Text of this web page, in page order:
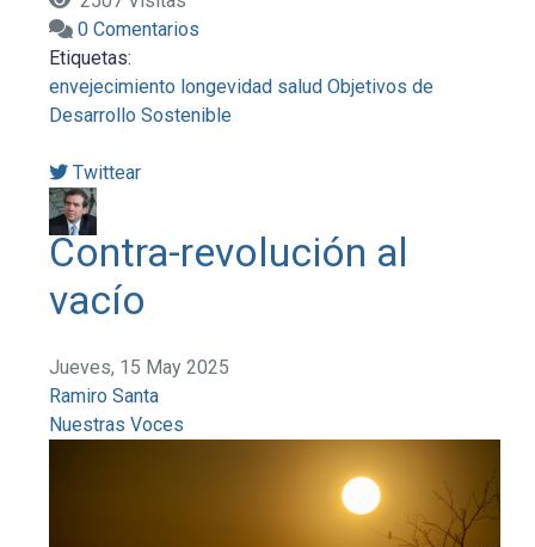
0 Comentarios
Etiquetas:
envejecimiento longevidad salud Objetivos de
Desarrollo Sostenible
Twittear
Contra-revolución al
vacío
Jueves, 15 May 2025
Ramiro Santa
Nuestras Voces